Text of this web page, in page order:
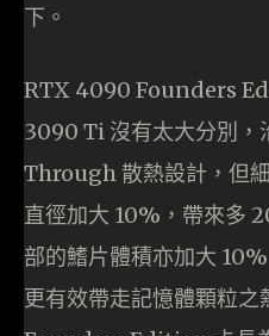
下。
RTX 4090 Founders
3090 Ti 沒有太大分別
Through 散熱設計，但
直徑加大 10%，帶來多
部的鰭片體積亦加大
更有效帶走記憶體顆粒